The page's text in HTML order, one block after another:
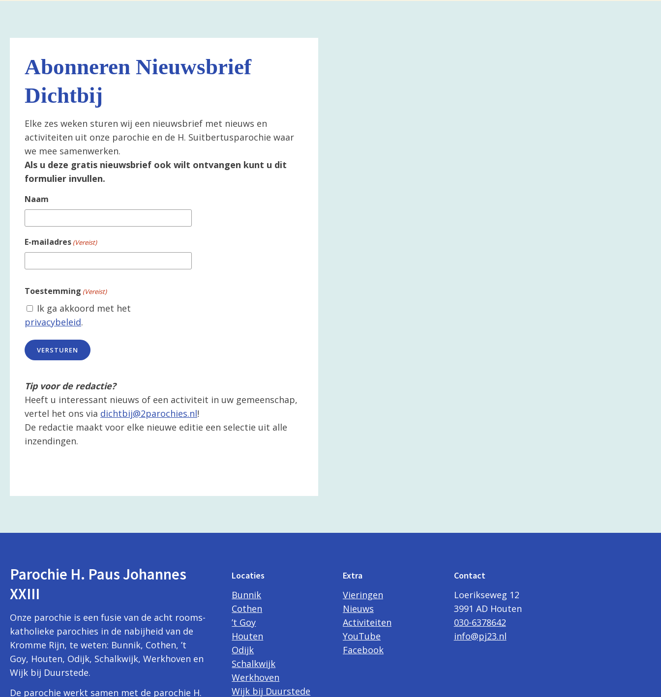
Abonneren Nieuwsbrief
Dichtbij
Elke zes weken sturen wij een nieuwsbrief met nieuws en
activiteiten uit onze parochie en de H. Suitbertusparochie waar
we mee samenwerken.
Als u deze gratis nieuwsbrief ook wilt ontvangen kunt u dit
formulier invullen.
Naam
E-mailadres (Vereist)
Toestemming (Vereist)
Ik ga akkoord met het
privacybeleid.
Tip voor de redactie?
Heeft u interessant nieuws of een activiteit in uw gemeenschap,
vertel het ons via dichtbij@2parochies.nl!
De redactie maakt voor elke nieuwe editie een selectie uit alle
inzendingen.
Parochie H. Paus Johannes
XXIII
Onze parochie is een fusie van de acht rooms-
katholieke parochies in de nabijheid van de
Kromme Rijn, te weten: Bunnik, Cothen, ’t
Goy, Houten, Odijk, Schalkwijk, Werkhoven en
Wijk bij Duurstede.
De parochie werkt samen met de parochie H.
Locaties
Bunnik
Cothen
’t Goy
Houten
Odijk
Schalkwijk
Werkhoven
Wijk bij Duurstede
Extra
Vieringen
Nieuws
Activiteiten
YouTube
Facebook
Contact
Loerikseweg 12
3991 AD Houten
030-6378642
info@pj23.nl